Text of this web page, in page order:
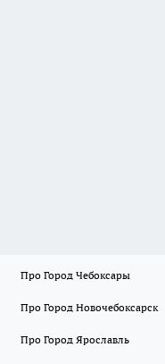
Про Город Чебоксары
Про Город Новочебоксарск
Про Город Ярославль